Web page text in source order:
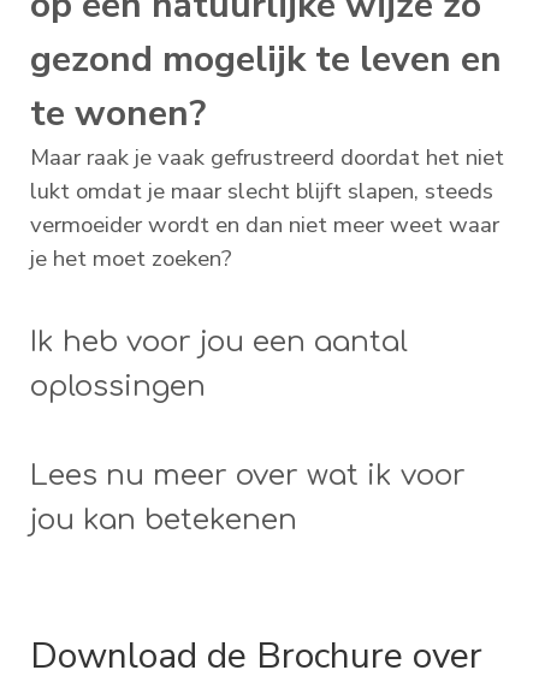
gezond mogelijk te leven en
te wonen?
Maar raak je vaak gefrustreerd doordat het niet
lukt omdat je maar slecht blijft slapen, steeds
vermoeider wordt en dan niet meer weet waar
je het moet zoeken?
Ik heb voor jou een aantal
oplossingen
Lees nu meer over wat ik voor
jou kan betekenen
Download de Brochure over